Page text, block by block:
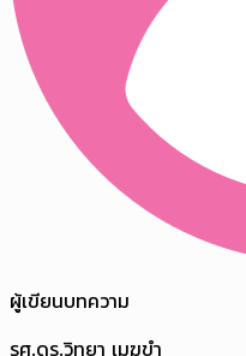
ผู้เขียนบทความ
รศ.ดร.วิทยา เมฆขำ